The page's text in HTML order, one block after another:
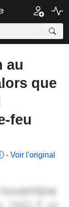
au
que
feu
- Voir l'original